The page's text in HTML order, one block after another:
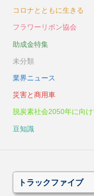
コロナとともに生きる
フラワーリボン協会
助成金特集
未分類
業界ニュース
災害と商用車
脱炭素社会2050年に向け
豆知識
トラックファイブ